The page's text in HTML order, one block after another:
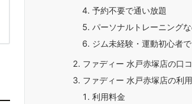
予約不要で通い放題
パーソナルトレーニング
ジム未経験・運動初心者
ファディー 水戸赤塚店の口
ファディー 水戸赤塚店の利
利用料金